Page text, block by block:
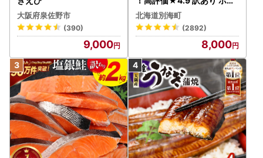
大阪府泉佐野市
(390)
9,000
テ 400g（ほたて 帆立 貝柱
冷凍 ）
北海道別海町
(2892)
8,000